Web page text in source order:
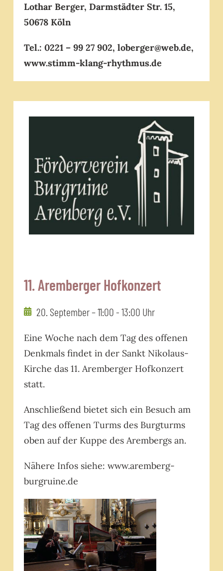
Lothar Berger, Darmstädter Str. 15,
50678 Köln
Tel.: 0221 – 99 27 902, loberger@web.de,
www.stimm-klang-rhythmus.de
11. Aremberger Hofkonzert
20. September – 11:00-13:00 Uhr
Eine Woche nach dem Tag des offenen
Denkmals findet in der Sankt Nikolaus-
Kirche das 11. Aremberger Hofkonzert
statt.
Anschließend bietet sich ein Besuch am
Tag des offenen Turms des Burgturms
oben auf der Kuppe des Arembergs an.
Nähere Infos siehe: www.aremberg-
burgruine.de